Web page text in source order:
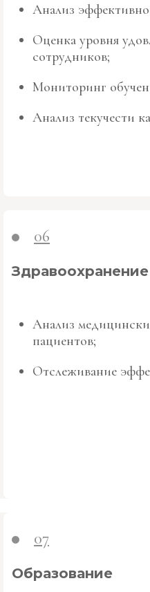
Анализ
Оценка уровня
сотрудников;
Мониторинг
Анализ текучести
06
Здравоохранение
Анализ
пациентов;
Отслеживание
07
Образование